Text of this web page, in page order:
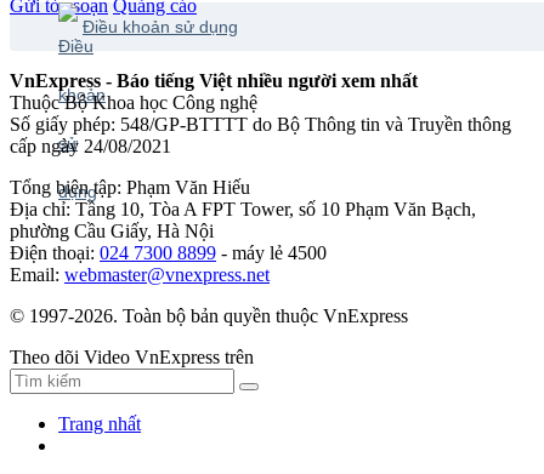
Gửi tòa soạn Quảng cáo
Điều khoản sử dụng
VnExpress - Báo tiếng Việt nhiều người xem nhất
Thuộc Bộ Khoa học Công nghệ
Số giấy phép: 548/GP-BTTTT do Bộ Thông tin và Truyền thông
cấp ngày 24/08/2021
Tổng biên tập: Phạm Văn Hiếu
Địa chỉ: Tầng 10, Tòa A FPT Tower, số 10 Phạm Văn Bạch,
phường Cầu Giấy, Hà Nội
Điện thoại: 024 7300 8899 - máy lẻ 4500
Email: webmaster@vnexpress.net
© 1997-2026. Toàn bộ bản quyền thuộc VnExpress
Theo dõi Video VnExpress trên
Trang nhất